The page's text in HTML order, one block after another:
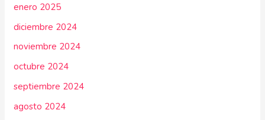
enero 2025
diciembre 2024
noviembre 2024
octubre 2024
septiembre 2024
agosto 2024